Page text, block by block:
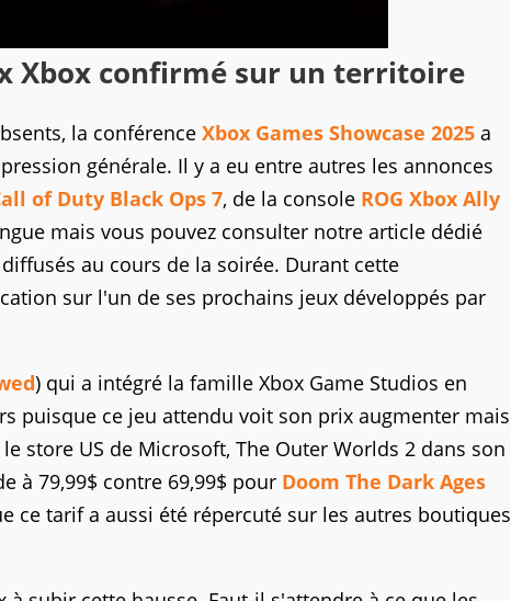
Xbox confirmé sur un territoire
la conférence Xbox Games Showcase 2025 a
générale. Il y a eu entre autres les annonces
of Duty Black Ops 7, de la console ROG Xbox Ally
mais vous pouvez consulter notre article dédié
au cours de la soirée. Durant cette
sur l'un de ses prochains jeux développés par
) qui a intégré la famille Xbox Game Studios en
puisque ce jeu attendu voit son prix augmenter mais
store US de Microsoft, The Outer Worlds 2 dans son
à 79,99$ contre 69,99$ pour Doom The Dark Ages
ce tarif a aussi été répercuté sur les autres boutiques